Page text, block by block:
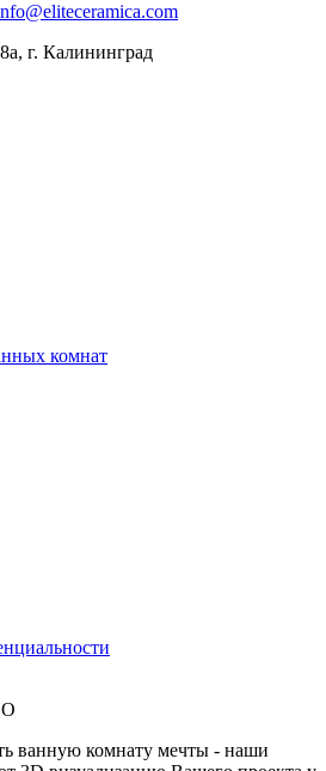
г. Калининград
комнат
ванную комнату мечты - наши